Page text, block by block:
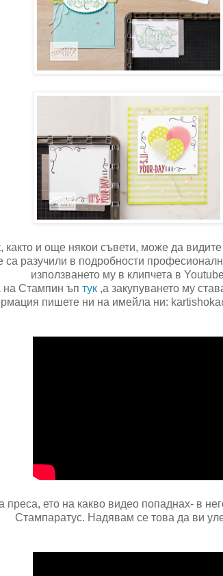
както и още някои съвети, може да
са разучили в подробности
използването му в клипчета в
на Стампин ъп тук,а закупуването му
пишете ни на имейла ни:
преса, ето на какво видео попаднах- в
Стампаратус. Надявам се това да ви